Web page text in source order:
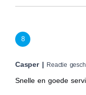
8
Casper | Reactie
Snelle en goede